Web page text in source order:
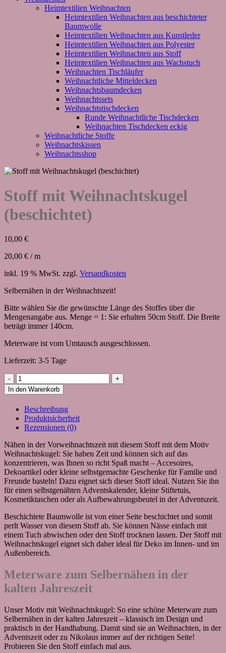
Heimtextilien Weihnachten
Heimtextilien Weihnachten aus beschichteter
Baumwolle
Heimtextilien Weihnachten aus Kunstleder
Heimtextilien Weihnachten aus Polyester
Heimtextilien Weihnachten aus Stoff
Heimtextilien Weihnachten aus Wachstuch
Weihnachten Tischläufer
Weihnachtliche Mitteldecken
Weihnachtsbaumdecken
Weihnachtssets
Weihnachtstischdecken
Runde Weihnachtliche Tischdecken
Weihnachten Tischdecken eckig
Weihnachtliche Stoffe
Weihnachtskissen
Weihnachtsshop
Stoff mit Weihnachtskugel
(beschichtet)
10,00 €
20,00 € /m
inkl. 19 % MwSt. zzgl. Versandkosten
Selbernähen in der Weihnachtszeit!
Bitte wählen Sie die gewünschte Länge des Stoffes über die
Mengenangabe aus. Menge = 1: Sie erhalten 50cm Stoff. Die Breite
beträgt immer 140cm.
Meterware ist vom Umtausch ausgeschlossen.
Lieferzeit: 3-5 Tage
Stoff
mit
Weihnachtskugel
(beschichtet)
Menge
In den Warenkorb
Beschreibung
Produktsicherheit
Rezensionen (0)
Nähen in der Vorweihnachtszeit mit diesem Stoff mit dem Motiv
Weihnachtskugel: Sie haben Zeit und können sich auf das
konzentrieren, was Ihnen so richt Spaß macht – Accesoires,
Dekoartikel oder kleine selbstgemachte Geschenke für Familie und
Freunde basteln! Dazu eignet sich dieser Stoff ideal. Nutzen Sie ihn
für einen selbstgenähten Adventskalender, kleine Stiftetuis,
Kosmetiktaschen oder als Aufbewahrungsbeutel in der Adventszeit.
Beschichtete Baumwolle ist von einer Seite beschichtet und somit
perlt Wasser von diesem Stoff ab. Sie können Nässe einfach mit
einem Tuch abwischen oder den Stoff trocknen lassen. Der Stoff mit
Weihnachtskugel eignet sich daher ideal für Deko im Innen- und im
Außenbereich.
Meterware zum Selbernähen in der
kalten Jahreszeit
Unser Motiv mit Weihnachtskugel: So eine schöne Meterware zum
Selbernähen in der kalten Jahreszeit – klassisch im Design und
praktisch in der Handhabung. Damit sind sie an Weihnachten, in der
Adventszeit oder zu Nikolaus immer auf der richtigen Seite!
Probieren Sie den Stoff einfach mal aus.